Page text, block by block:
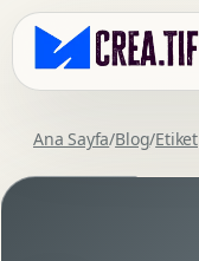
Ana Sayfa/Blog/Etiket